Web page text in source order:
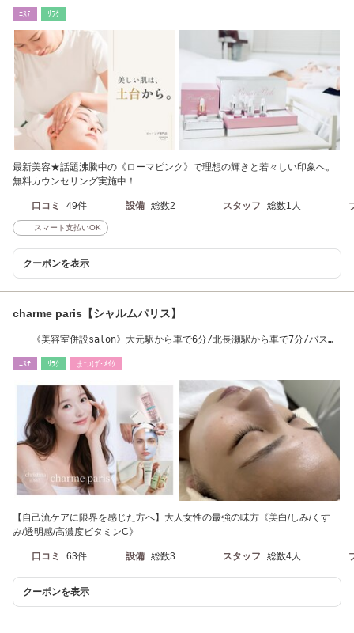
ｴｽﾃ ﾘﾗｸ
最新美容★話題沸騰中の《ローマピンク》で理想の輝きと若々しい印象へ。
無料カウンセリング実施中！
口コミ 49件 設備 総数2 スタッフ 総数1人
スマート支払いOK
クーポンを表示
charme paris【シャルムパリス】
《美容室併設salon》大元駅から車で6分/北長瀬駅から車で7分/バス今
ｴｽﾃ ﾘﾗｸ まつげ･ﾒｲｸ
【自己流ケアに限界を感じた方へ】大人女性の最強の味方《美白/しみ/くす
み/透明感/高濃度ビタミンC》
口コミ 63件 設備 総数3 スタッフ 総数4人
クーポンを表示